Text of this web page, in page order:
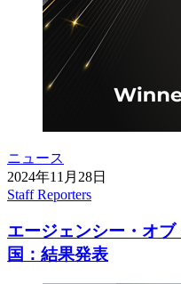
ニュース
2024年11月28日
Staff Reporters
エージェンシー・オ
国：結果発表